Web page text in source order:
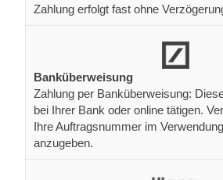
Zahlung erfolgt fast ohne
Banküberweisung
Zahlung per Banküberweisung:
bei Ihrer Bank oder online tätigen.
Ihre Auftragsnummer im
anzugeben.